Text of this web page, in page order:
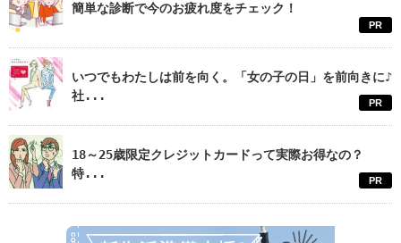
簡単な診断で今のお疲れ度をチェック！
PR
いつでもわたしは前を向く。「女の子の日」を前向きに♪
社...
PR
18～25歳限定クレジットカードって実際お得なの？
特...
PR